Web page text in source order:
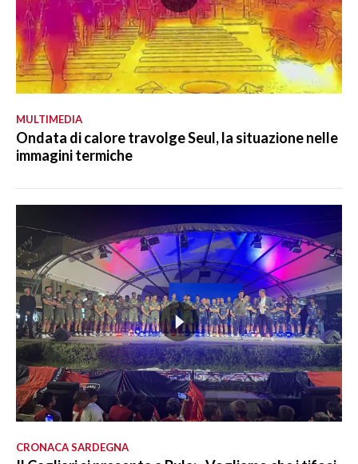
MULTIMEDIA
Ondata di calore travolge Seul, la situazione nelle
immagini termiche
CRONACA SARDEGNA